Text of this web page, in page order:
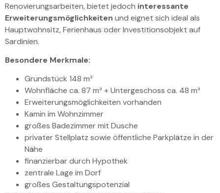
Renovierungsarbeiten, bietet jedoch interessante
Erweiterungsmöglichkeiten und eignet sich ideal als
Hauptwohnsitz, Ferienhaus oder Investitionsobjekt auf
Sardinien.
Besondere Merkmale:
Grundstück 148 m²
Wohnfläche ca. 87 m² + Untergeschoss ca. 48 m²
Erweiterungsmöglichkeiten vorhanden
Kamin im Wohnzimmer
großes Badezimmer mit Dusche
privater Stellplatz sowie öffentliche Parkplätze in der
Nähe
finanzierbar durch Hypothek
zentrale Lage im Dorf
großes Gestaltungspotenzial